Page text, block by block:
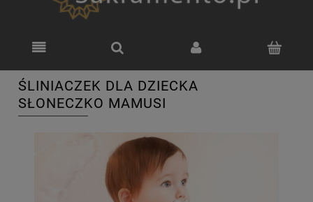
ŚLINIACZEK DLA DZIECKA
SŁONECZKO MAMUSI